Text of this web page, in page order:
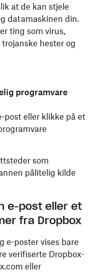
at de kan stjele
datamaskinen din.
ting som virus,
hester og
programvare
post eller klikke på et
som
pålitelig kilde
e-post eller et
fra Dropbox
e-poster vises bare
verifiserte Dropbox-
eller